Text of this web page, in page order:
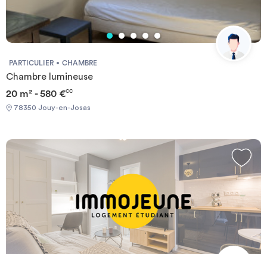
PARTICULIER CHAMBRE
Chambre lumineuse
20 m² - 580 €CC
78350 Jouy-en-Josas